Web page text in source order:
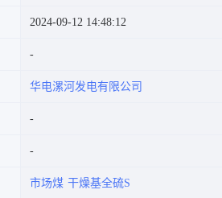
2024-09-12 14:48:12
华电漯河发电有限公司
市场煤 干燥基全硫S